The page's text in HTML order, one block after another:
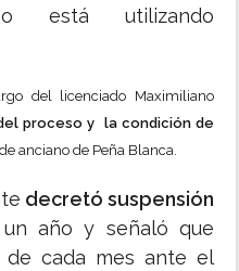
está utilizando
del licenciado Maximiliano
proceso y la condición de
anciano de Peña Blanca.
decretó suspensión
año y señaló que
cada mes ante el